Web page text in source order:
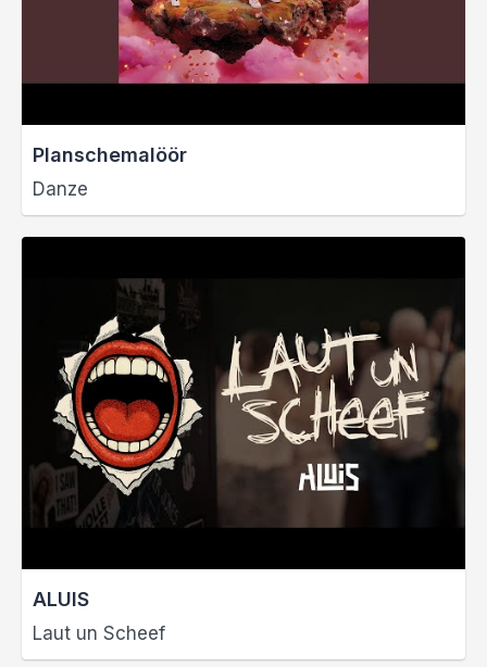
Planschemalöör
Danze
ALUIS
Laut un Scheef